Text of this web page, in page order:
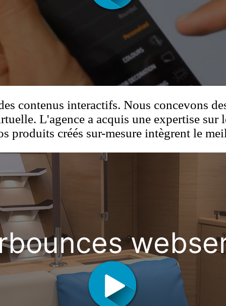
contenus interactifs. Nous concevons
L'agence a acquis une expertise
produits créés sur-mesure intègrent le